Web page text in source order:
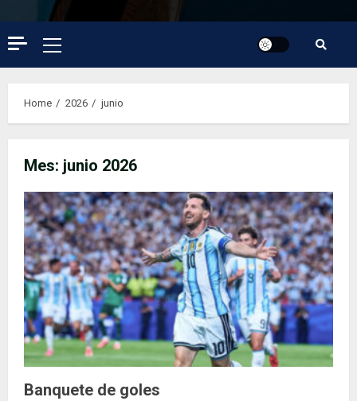
Primary
Menu
Home 2026 junio
Mes: junio 2026
Banquete de goles